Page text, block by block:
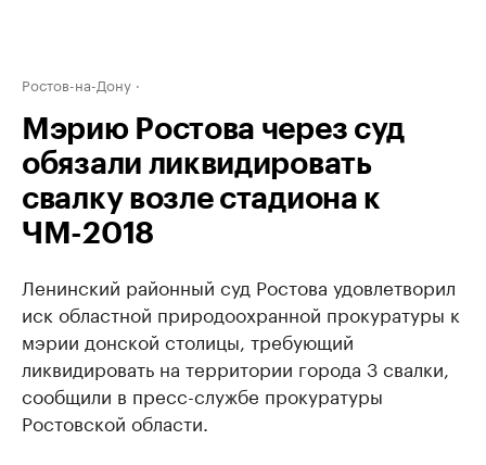
Ростов-на-Дону
Мэрию Ростова через суд
обязали ликвидировать
свалку возле стадиона к
ЧМ-2018
Ленинский районный суд Ростова удовлетворил
иск областной природоохранной прокуратуры к
мэрии донской столицы, требующий
ликвидировать на территории города 3 свалки,
сообщили в пресс-службе прокуратуры
Ростовской области.